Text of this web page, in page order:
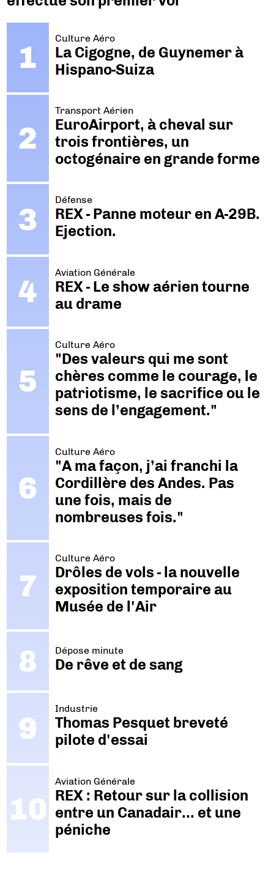
Culture Aéro
La Cigogne, de Guynemer à
Hispano-Suiza
Transport Aérien
EuroAirport, à cheval sur
trois frontières, un
octogénaire en grande forme
Défense
REX - Panne moteur en A-29B.
Ejection.
Aviation Générale
REX - Le show aérien tourne
au drame
Culture Aéro
"Des valeurs qui me sont
chères comme le courage, le
patriotisme, le sacrifice ou le
sens de l’engagement."
Culture Aéro
"A ma façon, j’ai franchi la
Cordillère des Andes. Pas
une fois, mais de
nombreuses fois."
Culture Aéro
Drôles de vols - la nouvelle
exposition temporaire au
Musée de l'Air
Dépose minute
De rêve et de sang
Industrie
Thomas Pesquet breveté
pilote d'essai
Aviation Générale
REX : Retour sur la collision
entre un Canadair… et une
péniche